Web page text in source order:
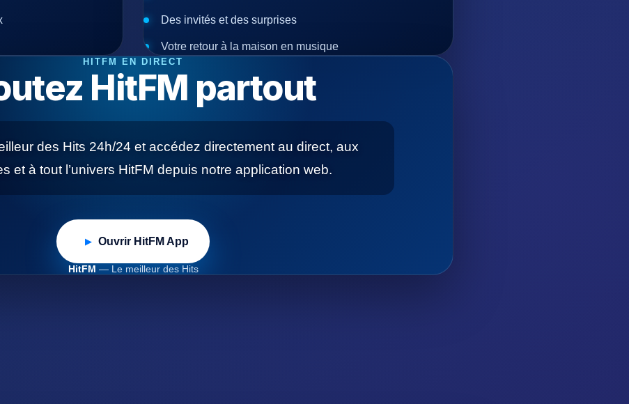
Des invités et des surprises
Votre retour à la maison en musique
HITFM EN DIRECT
HitFM partout
des Hits 24h/24 et accédez directement au direct, aux
et à tout l’univers HitFM depuis notre application web.
▶ Ouvrir HitFM App
HitFM — Le meilleur des Hits